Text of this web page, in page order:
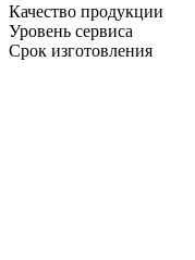
Качество продукции
Уровень сервиса
Срок изготовления